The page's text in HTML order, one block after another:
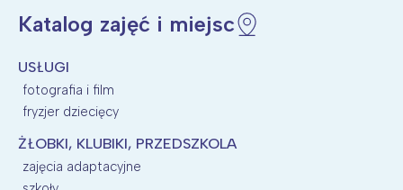
Katalog zajęć i miejsc
USŁUGI
fotografia i film
fryzjer dziecięcy
ŻŁOBKI, KLUBIKI, PRZEDSZKOLA
zajęcia adaptacyjne
Wybieram